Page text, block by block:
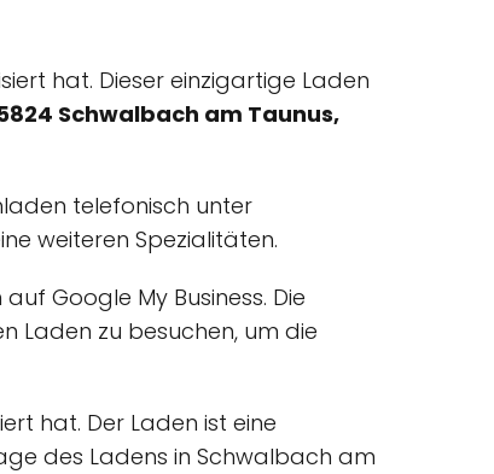
hat. Dieser einzigartige Laden
Schwalbach am Taunus,
telefonisch unter
weiteren Spezialitäten.
Google My Business. Die
Laden zu besuchen, um die
hat. Der Laden ist eine
des Ladens in Schwalbach am